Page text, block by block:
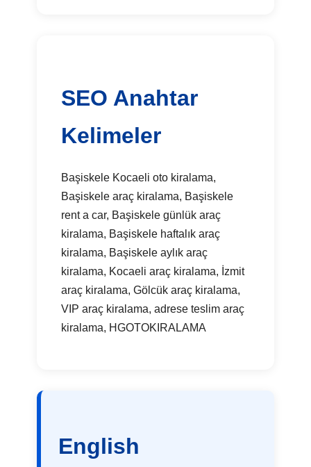
SEO Anahtar
Kelimeler
Başiskele Kocaeli oto kiralama,
Başiskele araç kiralama, Başiskele
rent a car, Başiskele günlük araç
kiralama, Başiskele haftalık araç
kiralama, Başiskele aylık araç
kiralama, Kocaeli araç kiralama, İzmit
araç kiralama, Gölcük araç kiralama,
VIP araç kiralama, adrese teslim araç
kiralama, HGOTOKIRALAMA
English